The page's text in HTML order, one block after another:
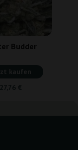
Budder
kaufen
27,76 €